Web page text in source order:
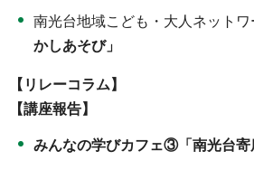
南光台地域こども・大人ネットワ
かしあそび」
【リレーコラム】
【講座報告】
みんなの学びカフェ③「南光台寄